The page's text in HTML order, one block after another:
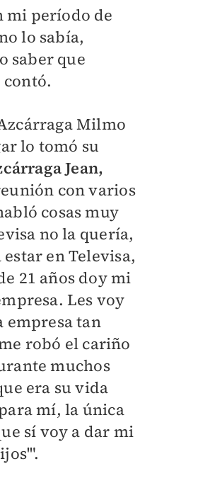
mi período de
lo sabía,
saber que
contó.
Milmo
lo tomó su
Jean,
con varios
cosas muy
no la quería,
en Televisa,
21 años doy mi
Les voy
empresa tan
robó el cariño
muchos
era su vida
mí, la única
sí voy a dar mi